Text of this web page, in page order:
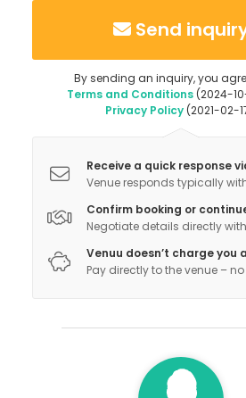
Send
By sending an inquiry, you
Terms and Conditions(2024-
Privacy Policy(2021-02-
Receive a quick response
Venue responds typically
Confirm booking or
Negotiate details directly
Venuu doesn’t charge you
Pay directly to the venue –